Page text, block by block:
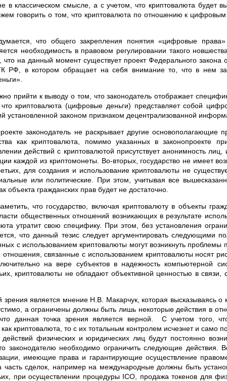
в классическом смысле, а с учетом, что криптовалюта будет
говорить о том, что криптовалюта по отношению к цифровым
что общего закрепления понятия «цифровые
необходимость в правовом регулировании такого
что на данный момент существует проект Федерального закона
РФ, в котором обращает на себя внимание то, что в нем
прийти к выводу о том, что законодатель отображает
криптовалюта (цифровые деньги) представляет собой
законом признаком децентрализованной
законодатель не раскрывает другие основополагающие
как криптовалюта, помимо указанных в законопроекте
действий с криптовалютой присутствует анонимность лиц,
каждой из криптомонеты. Во-вторых, государство не имеет
для создания и использование криптовалюты не
или политические. При этом, учитывая все
объекта гражданских прав будет не достаточно.
что государство, включая криптовалюту в объекты
общественных отношений возникающих в результате
утратит свою специфику. При этом, без установления
что данный тезис следует аргументировать следующими
с использованием криптовалюты могут возникнуть проблемы
связанные с использованием криптовалюты носят
на вере субъектов в надежность компьютерной
криптовалюты не обладают объективной ценностью в связи,
зрения является мнение Н.В. Макарчук, которая высказываясь о
а ограничены должны быть лишь некоторые действия в
данная точка зрения является верной. С учетом того,
криптовалюта, то с их тотальным контролем исчезнет и само
физических и юридических лиц будут постоянно
законодателю необходимо ограничить следующие действия.
имеющие права и гарантирующие осуществление
сделок, например на международные должны быть
при осуществлении процедуры ICO, продажа токенов для